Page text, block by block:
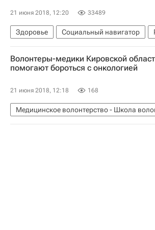
21 июня 2018, 12:20 33489
Здоровье Социальный навигатор
Волонтеры-медики Кировской
помогают бороться с онкологией
21 июня 2018, 12:18 168
Медицинское волонтерство - Школа
Школа волонтера
Кировская область